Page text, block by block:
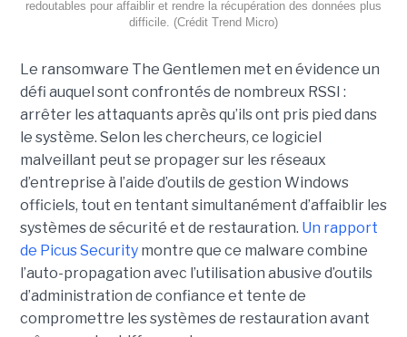
redoutables pour affaiblir et rendre la récupération des données plus
difficile. (Crédit Trend Micro)
Le ransomware The Gentlemen met en évidence un
défi auquel sont confrontés de nombreux RSSI :
arrêter les attaquants après qu’ils ont pris pied dans
le système. Selon les chercheurs, ce logiciel
malveillant peut se propager sur les réseaux
d’entreprise à l’aide d’outils de gestion Windows
officiels, tout en tentant simultanément d’affaiblir les
systèmes de sécurité et de restauration. Un rapport
de Picus Securitymontre que ce malware combine
l’auto-propagation avec l’utilisation abusive d’outils
d’administration de confiance et tente de
compromettre les systèmes de restauration avant